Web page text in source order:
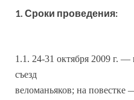
1. Сроки проведения:
1.1. 24-31 октября 2009 г.
съезд
веломаньяков; на